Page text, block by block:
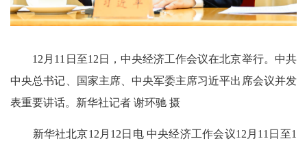
12月11日至12日，中央经济工作会议在北京举行。中共
中央总书记、国家主席、中央军委主席习近平出席会议并发
表重要讲话。新华社记者 谢环驰 摄
新华社北京12月12日电 中央经济工作会议12月11日至1